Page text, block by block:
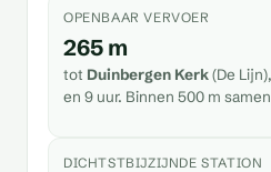
OPENBAAR VERVOER
265 m
tot Duinbergen Kerk(De
en 9 uur. Binnen 500 m
DICHTSTBIJZIJNDE STATION